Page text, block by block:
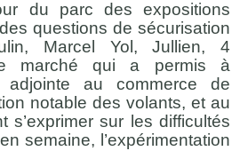
du parc des expositions
questions de sécurisation
Marcel Yol, Jullien, 4
marché qui a permis à
adjointe au commerce de
notable des volants, et au
s’exprimer sur les difficultés
semaine, l’expérimentation